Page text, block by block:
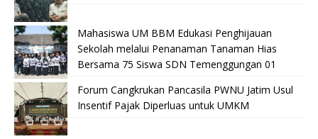
Mahasiswa UM BBM Edukasi Penghijauan
Sekolah melalui Penanaman Tanaman Hias
Bersama 75 Siswa SDN Temenggungan 01
Forum Cangkrukan Pancasila PWNU Jatim Usul
Insentif Pajak Diperluas untuk UMKM